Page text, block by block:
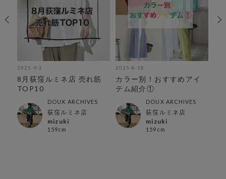
2025-9-2
8月荻窪ルミネ店 売れ筋
TOP10
DOUX ARCHIVES
荻窪ルミネ店
mizuki
159cm
2025-8-18
カラー別！おすすめアイ
テム紹介①
DOUX ARCHIVES
荻窪ルミネ店
mizuki
159cm